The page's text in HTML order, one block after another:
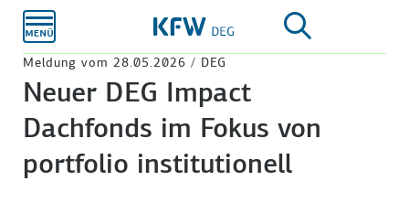
Hauptinhalt
Meldung vom 28.05.2026 / DEG
Neuer DEG Impact
Dachfonds im Fokus von
portfolio institutionell